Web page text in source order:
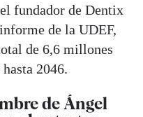
fundador de Dentix
de la UDEF,
de 6,6 millones
2046.
de Ángel